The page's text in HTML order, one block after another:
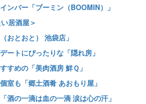
ンバー「ブーミン（BOOMIN）」
居酒屋＞
おとおと） 池袋店」
ートにぴったりな「隠れ房」
すめの「美肉酒房 鮮Ｑ」
室も「郷土酒肴 あおもり屋」
酒の一滴は血の一滴 涙は心の汗」